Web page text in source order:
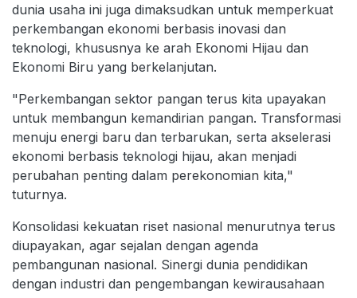
dunia usaha ini juga dimaksudkan untuk memperkuat
perkembangan ekonomi berbasis inovasi dan
teknologi, khususnya ke arah Ekonomi Hijau dan
Ekonomi Biru yang berkelanjutan.
"Perkembangan sektor pangan terus kita upayakan
untuk membangun kemandirian pangan. Transformasi
menuju energi baru dan terbarukan, serta akselerasi
ekonomi berbasis teknologi hijau, akan menjadi
perubahan penting dalam perekonomian kita,"
tuturnya.
Konsolidasi kekuatan riset nasional menurutnya terus
diupayakan, agar sejalan dengan agenda
pembangunan nasional. Sinergi dunia pendidikan
dengan industri dan pengembangan kewirausahaan